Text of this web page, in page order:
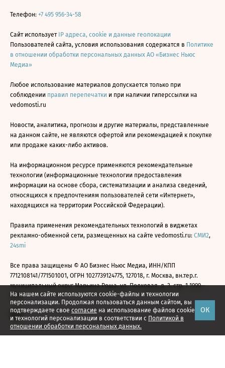
На нашем сайте используются cookie-файлы и технологии
персонализации. Продолжая пользоваться данным сайтом, вы
подтверждаете свое согласие на использование файлов cookie
и технологий персонализации в соответствии с Политикой в
отношении обработки персональных данных.
ОК
Телефон: +7 495 956-34-58
Сайт использует IP адреса, cookie и данные геолокации
Пользователей сайта, условия использования содержатся в Политике
в отношении обработки персональных данных АО «Бизнес Ньюс
Медиа»
Любое использование материалов допускается только при
соблюдении правил перепечатки и при наличии гиперссылки на
vedomosti.ru
Новости, аналитика, прогнозы и другие материалы, представленные
на данном сайте, не являются офертой или рекомендацией к покупке
или продаже каких-либо активов.
На информационном ресурсе применяются рекомендательные
технологии (информационные технологии предоставления
информации на основе сбора, систематизации и анализа сведений,
относящихся к предпочтениям пользователей сети «Интернет»,
находящихся на территории Российской Федерации).
Правила применения рекомендательных технологий в виджетах
рекламно-обменной сети, размещенных на сайте vedomosti.ru: СМИ2,
24smi
Все права защищены © АО Бизнес Ньюс Медиа, ИНН/КПП
7712108141/771501001, ОГРН 1027739124775, 127018, г. Москва, вн.тер.г.
муниципальный округ Марьина Роща, ул. Полковая, д. 3, стр. 1 1999—
2026